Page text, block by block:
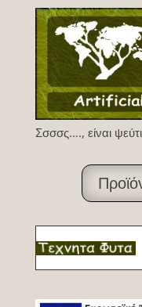
Σσσσς…., είναι